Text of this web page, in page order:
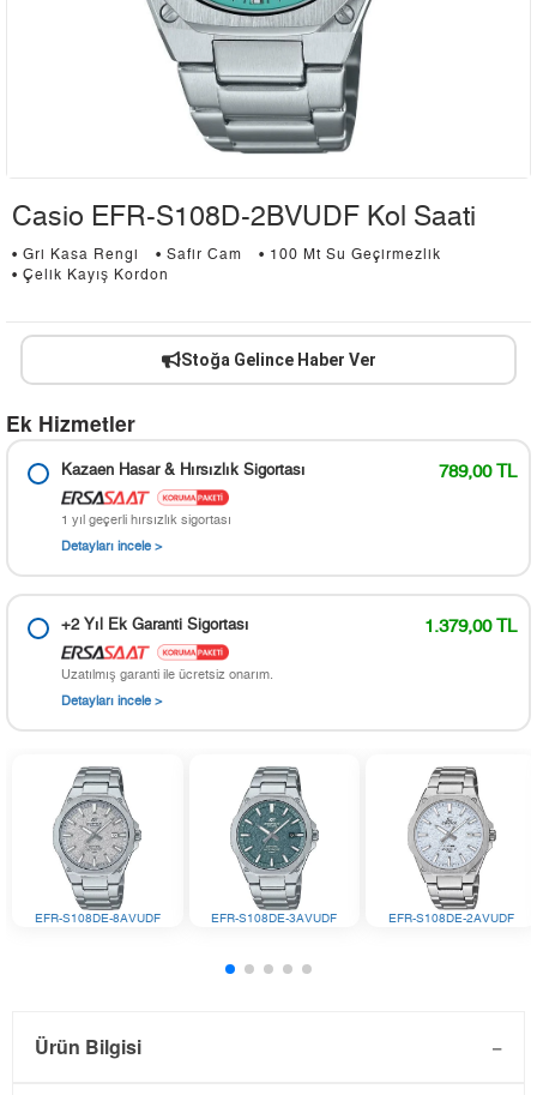
Casio EFR-S108D-2BVUDF Kol Saati
• Gri Kasa Rengi • Safir Cam
• 100 Mt Su Geçirmezlik
• Çelik Kayış Kordon
Stoğa Gelince Haber Ver
Ek Hizmetler
Kazaen Hasar & Hırsızlık Sigortası 789,00 TL
1 yıl geçerli hırsızlık sigortası
Detayları incele >
+2 Yıl Ek Garanti Sigortası 1.379,00 TL
Uzatılmış garanti ile ücretsiz onarım.
Detayları incele >
EFR-S108DE-8AVUDF EFR-S108DE-3AVUDF EFR-S108DE-2AVUDF
Ürün Bilgisi